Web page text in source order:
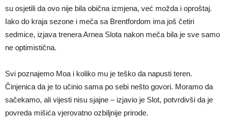
su osjetili da ovo nije bila obična izmjena, već možda i oproštaj.
Iako do kraja sezone i meča sa Brentfordom ima još četiri
sedmice, izjava trenera Arnea Slota nakon meča bila je sve samo
ne optimistična.
Svi poznajemo Moa i koliko mu je teško da napusti teren.
Činjenica da je to učinio sama po sebi nešto govori. Moramo da
sačekamo, ali vijesti nisu sjajne – izjavio je Slot, potvrdivši da je
povreda mišića vjerovatno ozbiljnije prirode.